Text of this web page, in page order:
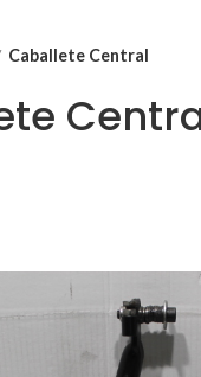
Caballete Central